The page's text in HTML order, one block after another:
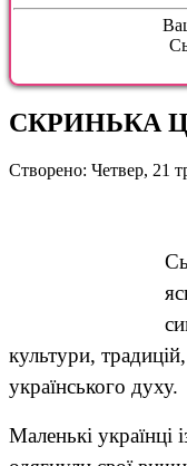
СКРИНЬКА
Створено: Четвер, 21
культури,
українського духу.
Маленькі